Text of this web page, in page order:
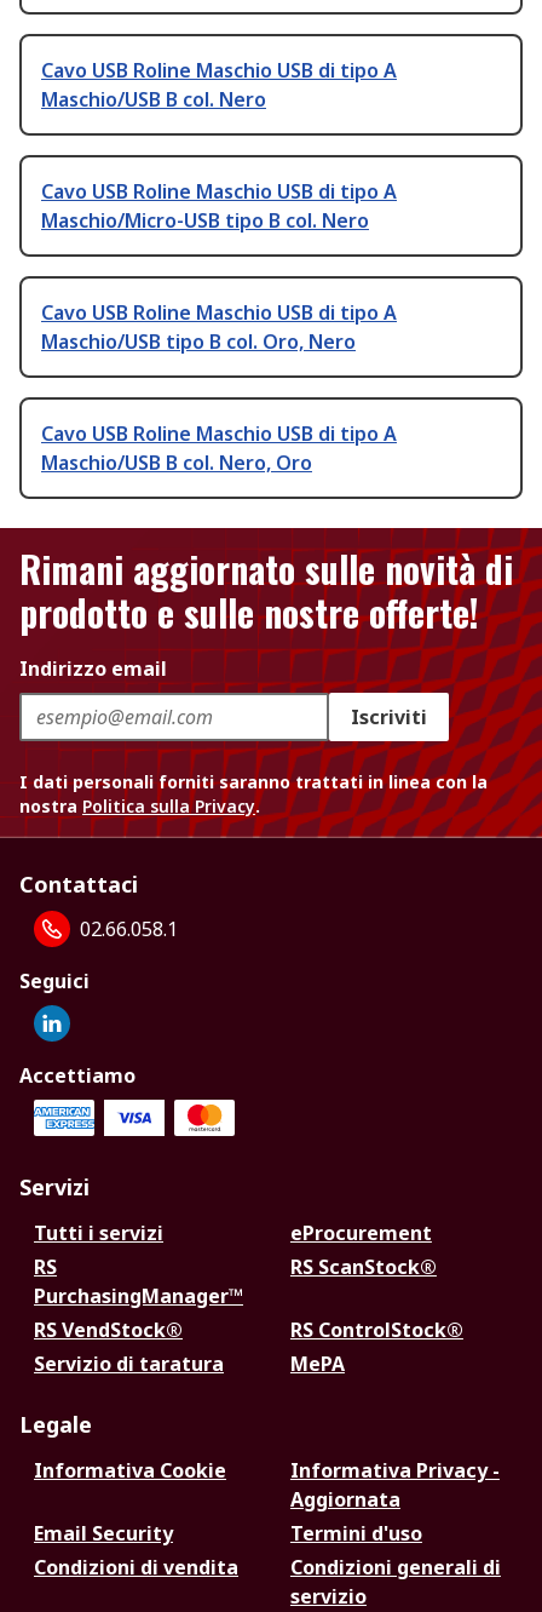
Cavo USB Roline Maschio USB di tipo A
Maschio/USB B col. Nero
Cavo USB Roline Maschio USB di tipo A
Maschio/Micro-USB tipo B col. Nero
Cavo USB Roline Maschio USB di tipo A
Maschio/USB tipo B col. Oro, Nero
Cavo USB Roline Maschio USB di tipo A
Maschio/USB B col. Nero, Oro
Rimani aggiornato sulle novità di
prodotto e sulle nostre offerte!
Indirizzo email
Iscriviti
I dati personali forniti saranno trattati in linea con la
nostra Politica sulla Privacy.
Contattaci
02.66.058.1
Seguici
Accettiamo
Servizi
Tutti i servizi
eProcurement
RS
PurchasingManager™
RS ScanStock®
RS VendStock®
RS ControlStock®
Servizio di taratura
MePA
Legale
Informativa Cookie
Informativa Privacy -
Aggiornata
Email Security
Termini d'uso
Condizioni di vendita
Condizioni generali di
servizio